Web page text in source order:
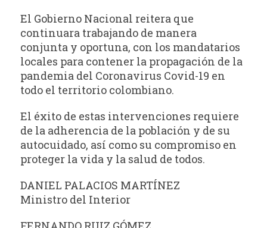
El Gobierno Nacional reitera que
continuara trabajando de manera
conjunta y oportuna, con los mandatarios
locales para contener la propagación de la
pandemia del Coronavirus Covid-19 en
todo el territorio colombiano.
El éxito de estas intervenciones requiere
de la adherencia de la población y de su
autocuidado, así como su compromiso en
proteger la vida y la salud de todos.
DANIEL PALACIOS MARTÍNEZ
Ministro del Interior